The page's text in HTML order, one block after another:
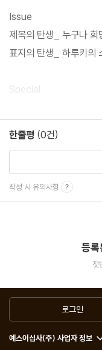
Issue
제목의 탄생_ 누구나 희
표지의 탄생_ 하루키의
Special
Column
장강명의 소설가라는
윤가은의 나만 좋아할
이원흥의 카피라이터와
수신지가 사랑에 빠진
김화진의 선택 일기_
한승혜의 꽤 괜찮은 책
생각의 여름, 글이 되는
정현주의 그래도 서점
지웅배의 은하수 책방_
여정
한줄평 (0건)
작성 시 유의사항
등록
첫
로그인
예스이십사(주) 사업자 정보